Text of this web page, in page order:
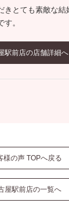
きとても素敵な結
。
駅前店の店舗詳細へ
様の声 TOPへ戻る
屋駅前店の一覧へ